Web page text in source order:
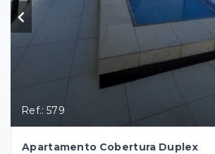
Ref.: 579
Apartamento Cobertura Duplex